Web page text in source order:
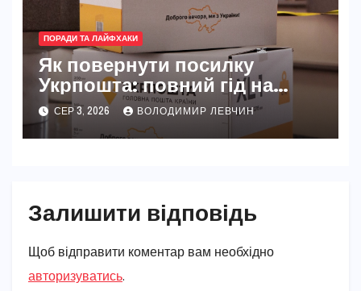
ПОРАДИ ТА ЛАЙФХАКИ
Як повернути посилку
Укрпошта: повний гід на
2026 рік
СЕР 3, 2026 ВОЛОДИМИР ЛЕВЧИН
Залишити відповідь
Щоб відправити коментар вам необхідно
авторизуватись.